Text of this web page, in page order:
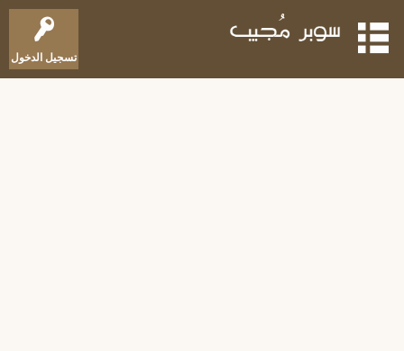
تسجيل الدخول